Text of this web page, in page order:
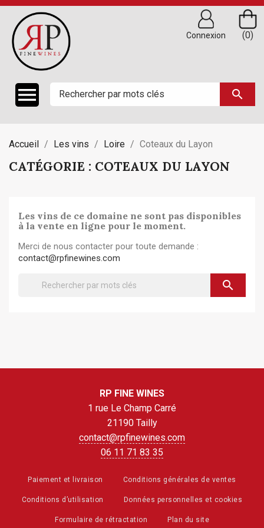

(0)
Connexion
search
Accueil Les vins Loire Coteaux du Layon
CATÉGORIE : COTEAUX DU LAYON
Les vins de ce domaine ne sont pas disponibles
à la vente en ligne pour le moment.
Merci de nous contacter pour toute demande :
contact@rpfinewines.com
search
RP FINE WINES
1 rue Le Champ Carré
21190 Tailly
contact@rpfinewines.com
06 11 71 83 35
Paiement et livraison Conditions générales de ventes
Conditions d’utilisation Données personnelles et cookies
Formulaire de rétractation Plan du site